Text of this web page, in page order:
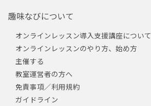
趣味なびについて
オンラインレッスン導入支援講座について
オンラインレッスンのやり方、始め方
主催する
教室運営者の方へ
免責事項／利用規約
ガイドライン